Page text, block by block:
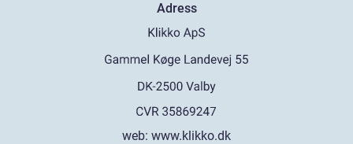
Adress
web: www.klikko.dk